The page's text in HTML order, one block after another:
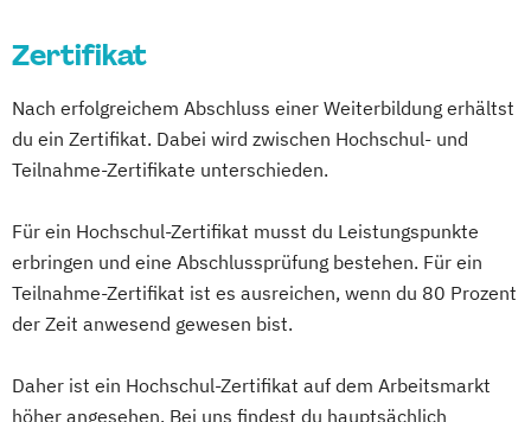
Wellnessmasseur/in
Yoga Trainer/in
Ernährungsberater für Sportler
Ernährungsberater für Sportler (inkl.
Ernährung C-Lizenz)
Ernährungsberater für Sportler A-Lizenz
Ernährungsberater für Sportler)
Ernährungsberater für vegane Ernährung
Ernährungsberater für vegetarische
Ernährung
Zertifikat
Nach erfolgreichem Abschluss einer Weiterbildung erhältst
du ein Zertifikat. Dabei wird zwischen Hochschul- und
Teilnahme-Zertifikate unterschieden.
Für ein Hochschul-Zertifikat musst du Leistungspunkte
erbringen und eine Abschlussprüfung bestehen. Für ein
Teilnahme-Zertifikat ist es ausreichen, wenn du 80 Prozent
der Zeit anwesend gewesen bist.
Daher ist ein Hochschul-Zertifikat auf dem Arbeitsmarkt
höher angesehen. Bei uns findest du hauptsächlich